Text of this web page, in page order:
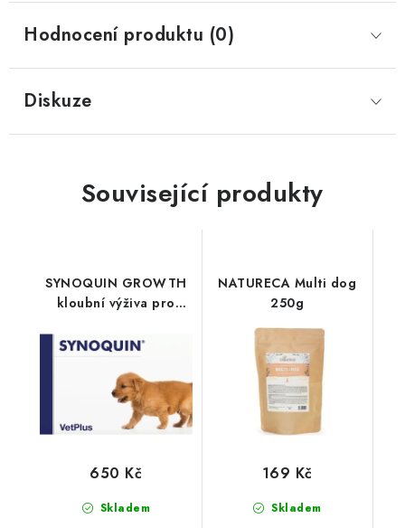
Hodnocení produktu (0)
Diskuze
Související produkty
SYNOQUIN GROWTH
kloubní výživa pro
Skladem
650 Kč
NATURECA Multi dog
250g
Skladem
169 Kč